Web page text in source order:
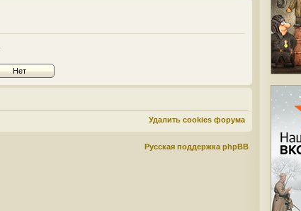
Удалить cookies форума
Русская поддержка phpBB